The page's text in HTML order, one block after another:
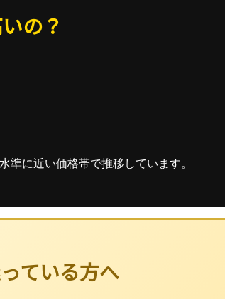
の？
準に近い価格帯で推移しています。
ている方へ